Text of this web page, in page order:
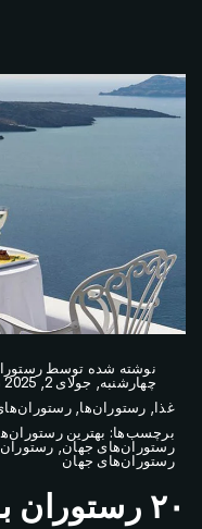
نوشته شده توسط
چهارشنبه, جولای 2, 2025 در 12:55 ب.ظ
غذا, رستوران‌ها,
برچسب‌ها: بهترین
رستوران‌های جهان,
رستوران‌های جهان
۲۰